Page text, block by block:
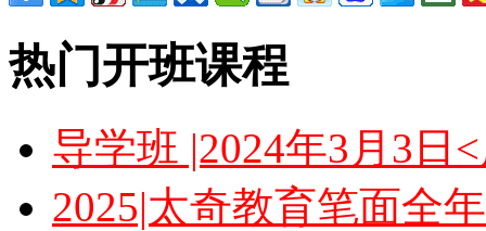
热门开班课程
导学班 |2024年3月3日
2025|太奇教育笔面全